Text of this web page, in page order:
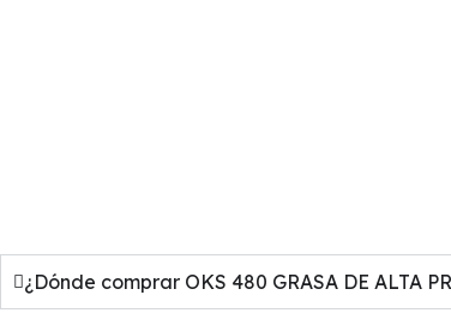
¿Dónde comprar OKS 480 GRASA DE ALTA